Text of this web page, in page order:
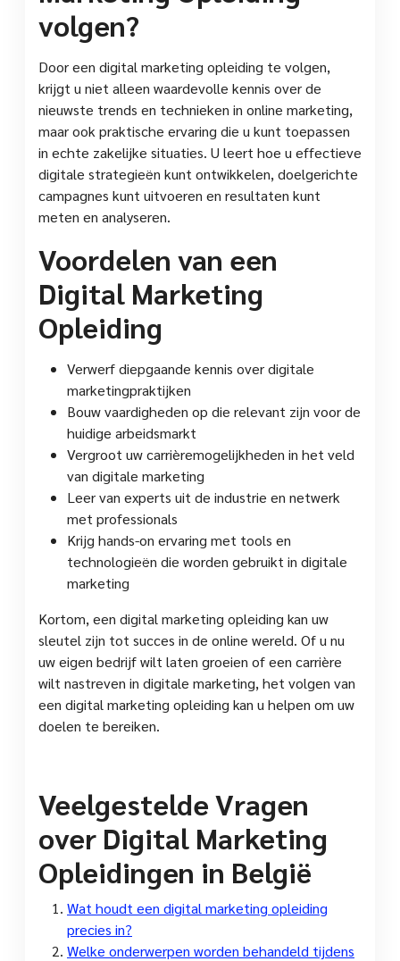
volgen?
Door een digital marketing opleiding te volgen,
krijgt u niet alleen waardevolle kennis over de
nieuwste trends en technieken in online marketing,
maar ook praktische ervaring die u kunt toepassen
in echte zakelijke situaties. U leert hoe u effectieve
digitale strategieën kunt ontwikkelen, doelgerichte
campagnes kunt uitvoeren en resultaten kunt
meten en analyseren.
Voordelen van een
Digital Marketing
Opleiding
Verwerf diepgaande kennis over digitale
marketingpraktijken
Bouw vaardigheden op die relevant zijn voor de
huidige arbeidsmarkt
Vergroot uw carrièremogelijkheden in het veld
van digitale marketing
Leer van experts uit de industrie en netwerk
met professionals
Krijg hands-on ervaring met tools en
technologieën die worden gebruikt in digitale
marketing
Kortom, een digital marketing opleiding kan uw
sleutel zijn tot succes in de online wereld. Of u nu
uw eigen bedrijf wilt laten groeien of een carrière
wilt nastreven in digitale marketing, het volgen van
een digital marketing opleiding kan u helpen om uw
doelen te bereiken.
Veelgestelde Vragen
over Digital Marketing
Opleidingen in België
Wat houdt een digital marketing opleiding
precies in?
Welke onderwerpen worden behandeld tijdens